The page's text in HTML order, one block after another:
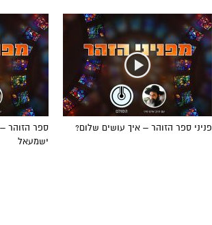
ספר הזוהר
ישמעאל
פניני ספר הזוהר – איך עושים שלום?